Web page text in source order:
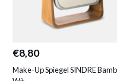
€8,80
Make-Up Spiegel SINDRE
Productnummer:
€ 79,99
Prijs per stuk, incl. btw en excl.